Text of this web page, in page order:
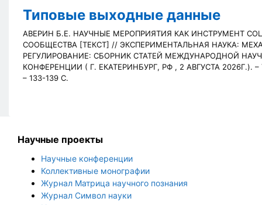
Типовые выходные данные
АВЕРИН Б.Е. НАУЧНЫЕ МЕРОПРИЯТИЯ КАК ИНСТРУМЕНТ
СООБЩЕСТВА [ТЕКСТ] // ЭКСПЕРИМЕНТАЛЬНАЯ НАУКА:
РЕГУЛИРОВАНИЕ: СБОРНИК СТАТЕЙ МЕЖДУНАРОДНОЙ
КОНФЕРЕНЦИИ ( Г. ЕКАТЕРИНБУРГ, РФ , 2 АВГУСТА 2026Г.). –
– 133-139 С.
Научные проекты
Научные конференции
Коллективные монографии
Журнал Матрица научного познания
Журнал Символ науки